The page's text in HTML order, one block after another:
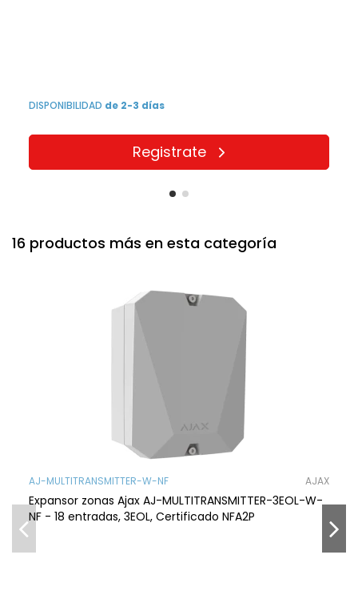
DISPONIBILIDAD de 2-3 días
Registrate
16 productos más en esta categoría
AJ-MULTITRANSMITTER-W-NF AJAX
Expansor zonas Ajax AJ-MULTITRANSMITTER-3EOL-W-
NF - 18 entradas, 3EOL, Certificado NFA2P